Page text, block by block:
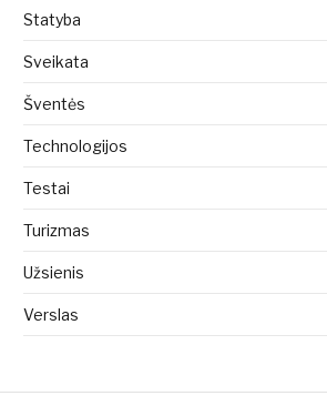
Statyba
Sveikata
Šventės
Technologijos
Testai
Turizmas
Užsienis
Verslas